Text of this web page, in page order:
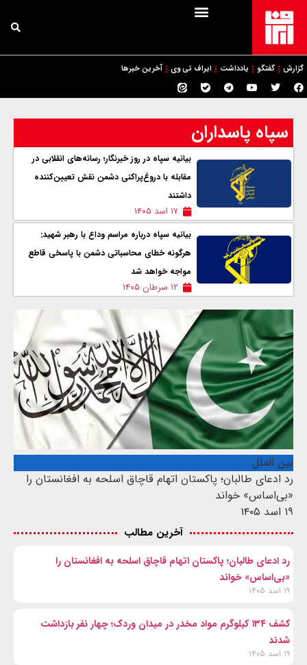
گزارش گفتگو یادداشت ایراف تی وی آخرین خبرها
سپاه پاسداران
بیانیه سپاه در روز خبرنگار؛ رسانه‌های انقلابی در
مقابله با دروغ‌پراکنی دشمن نقش تعیین‌کننده
داشتند
۱۷ اسد ۱۴۰۵
بیانیه سپاه درباره مراسم وداع با رهبر شهید:
هرگونه خطای محاسباتی دشمن با پاسخی قاطع
مواجه خواهد شد
۱۲ سرطان ۱۴۰۵
بین الملل
رد ادعای طالبان؛ پاکستان اتهام قاچاق اسلحه به افغانستان را
«بی‌اساس» خواند
۱۹ اسد ۱۴۰۵
آخرین مطالب
رد ادعای طالبان؛ پاکستان اتهام قاچاق اسلحه به افغانستان را
«بی‌اساس» خواند
۱۹ اسد ۱۴۰۵
کشف ۱۳۴ کیلوگرم مواد مخدر در میدان وردک؛ چهار نفر بازداشت
شدند
۱۹ اسد ۱۴۰۵